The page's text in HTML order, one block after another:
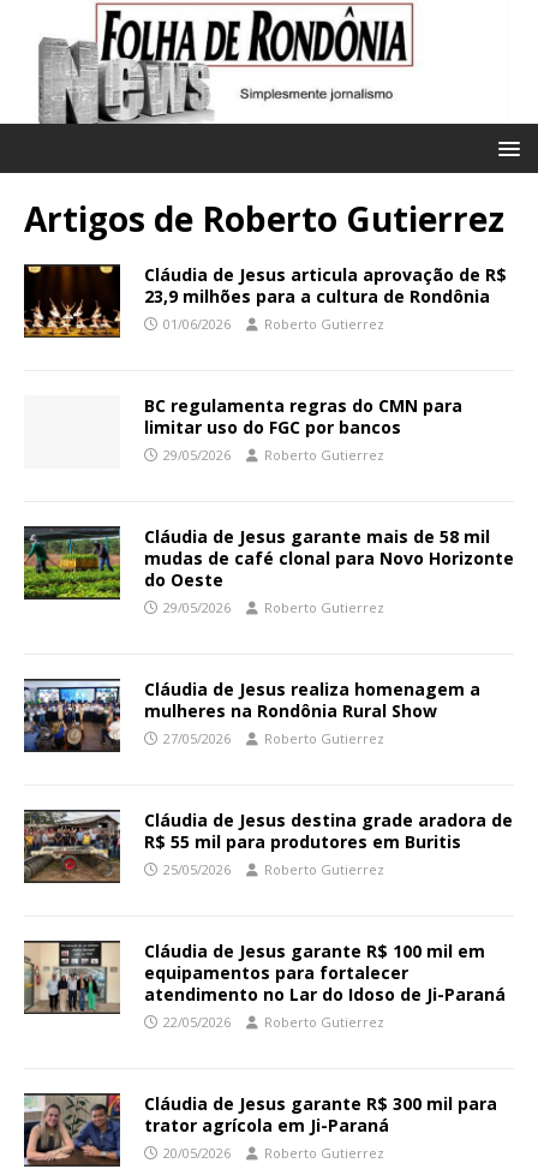
Artigos de Roberto Gutierrez
Cláudia de Jesus articula aprovação de R$
23,9 milhões para a cultura de Rondônia
01/06/2026 Roberto Gutierrez
BC regulamenta regras do CMN para
limitar uso do FGC por bancos
29/05/2026 Roberto Gutierrez
Cláudia de Jesus garante mais de 58 mil
mudas de café clonal para Novo Horizonte
do Oeste
29/05/2026 Roberto Gutierrez
Cláudia de Jesus realiza homenagem a
mulheres na Rondônia Rural Show
27/05/2026 Roberto Gutierrez
Cláudia de Jesus destina grade aradora de
R$ 55 mil para produtores em Buritis
25/05/2026 Roberto Gutierrez
Cláudia de Jesus garante R$ 100 mil em
equipamentos para fortalecer
atendimento no Lar do Idoso de Ji-Paraná
22/05/2026 Roberto Gutierrez
Cláudia de Jesus garante R$ 300 mil para
trator agrícola em Ji-Paraná
20/05/2026 Roberto Gutierrez